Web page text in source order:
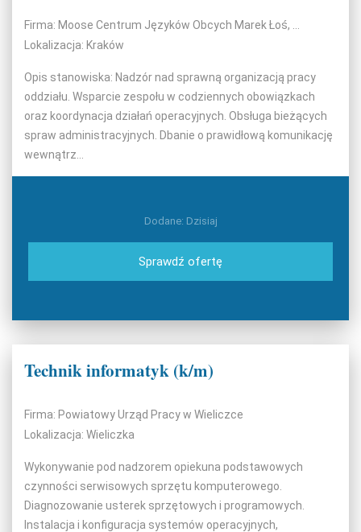
Lokalizacja: Kraków
Opis stanowiska: Nadzór nad sprawną organizacją pracy
oddziału. Wsparcie zespołu w codziennych obowiązkach
oraz koordynacja działań operacyjnych. Obsługa bieżących
spraw administracyjnych. Dbanie o prawidłową komunikację
wewnątrz...
Dodane: Dzisiaj
Sprawdź ofertę
Technik informatyk (k/m)
Firma: Powiatowy Urząd Pracy w Wieliczce
Lokalizacja: Wieliczka
Wykonywanie pod nadzorem opiekuna podstawowych
czynności serwisowych sprzętu komputerowego.
Diagnozowanie usterek sprzętowych i programowych.
Instalacja i konfiguracja systemów operacyjnych,